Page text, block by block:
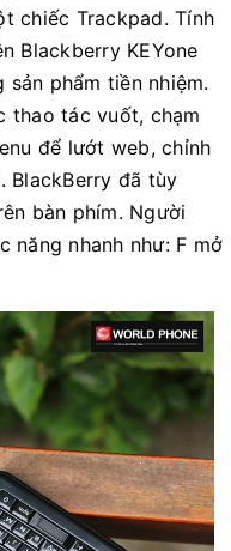
chiếc Trackpad. Tính
Blackberry KEYone
phẩm tiền nhiệm.
thao tác vuốt, chạm
để lướt web, chỉnh
BlackBerry đã tùy
bàn phím. Người
năng nhanh như: F mở